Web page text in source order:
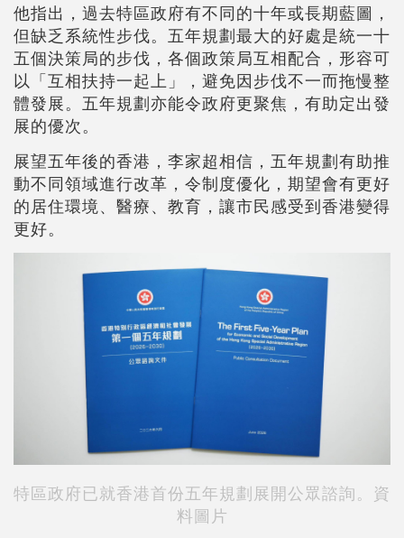
他指出，過去特區政府有不同的十年或長期藍圖，
但缺乏系統性步伐。五年規劃最大的好處是統一十
五個決策局的步伐，各個政策局互相配合，形容可
以「互相扶持一起上」，避免因步伐不一而拖慢整
體發展。五年規劃亦能令政府更聚焦，有助定出發
展的優次。
展望五年後的香港，李家超相信，五年規劃有助推
動不同領域進行改革，令制度優化，期望會有更好
的居住環境、醫療、教育，讓市民感受到香港變得
更好。
特區政府已就香港首份五年規劃展開公眾諮詢。資
料圖片